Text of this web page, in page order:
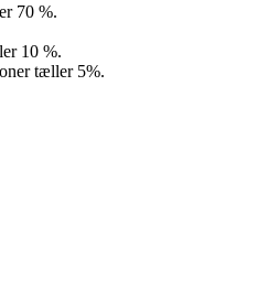
70 %.
10 %.
tæller 5%.